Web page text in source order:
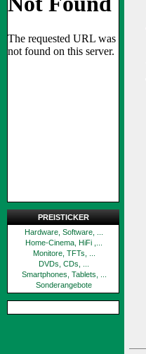
PREISTICKER
Hardware, Software, ...
Home-Cinema, HiFi ,...
Monitore, TFTs, ...
DVDs, CDs, ...
Smartphones, Tablets, ...
Sonderangebote